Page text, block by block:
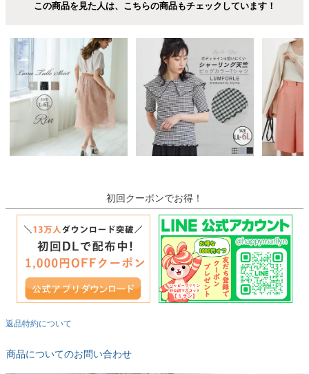
この商品を見た人は、こちらの商品もチェックしています！
初回クーポンでお得！
返品特約について
商品についてのお問い合わせ